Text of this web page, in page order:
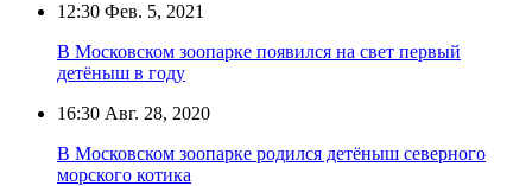
12:30 Фев. 5, 2021
В Московском зоопарке появился на свет первый
детёныш в году
16:30 Авг. 28, 2020
В Московском зоопарке родился детёныш северного
морского котика